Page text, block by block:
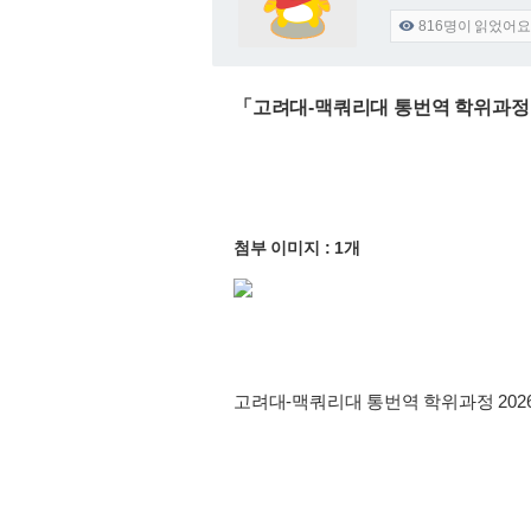
 816명이 읽었어요
「고려대-맥쿼리대 통번역 학위과
첨부 이미지 : 1개
고려대-맥쿼리대 통번역 학위과정